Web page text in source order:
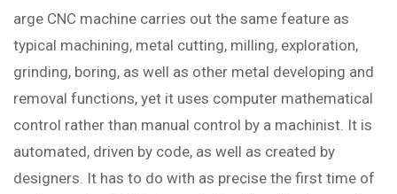
arge CNC machine carries out the same feature as
typical machining, metal cutting, milling, exploration,
grinding, boring, as well as other metal developing and
removal functions, yet it uses computer mathematical
control rather than manual control by a machinist. It is
automated, driven by code, as well as created by
designers. It has to do with as precise the first time of